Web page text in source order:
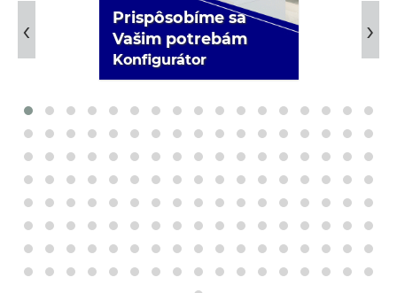
Prispôsobíme sa
Vašim potrebám
Konfigurátor